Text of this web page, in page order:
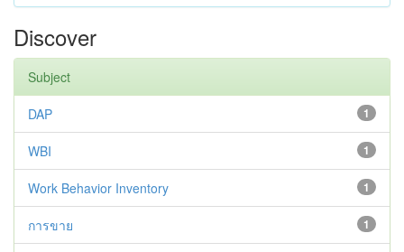
Discover
Subject
1
DAP
1
WBI
1
Work Behavior Inventory
1
การขาย